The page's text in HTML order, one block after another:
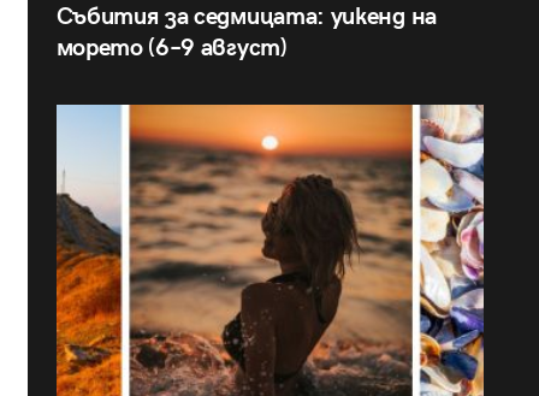
Събития за седмицата: уикенд на
морето (6–9 август)